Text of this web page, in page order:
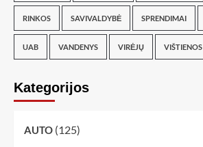
RINKOS SAVIVALDYBĖ SPRENDIMAI
UAB VANDENYS VIRĖJŲ VIŠTIENOS
Kategorijos
AUTO (125)